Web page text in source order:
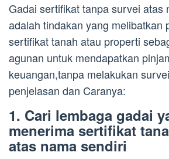
Gadai sertifikat tanpa survei atas
adalah tindakan yang melibatkan
sertifikat tanah atau properti
agunan untuk mendapatkan
keuangan,tanpa melakukan
penjelasan dan Caranya:
1. Cari lembaga gadai
menerima sertifikat
atas nama sendiri